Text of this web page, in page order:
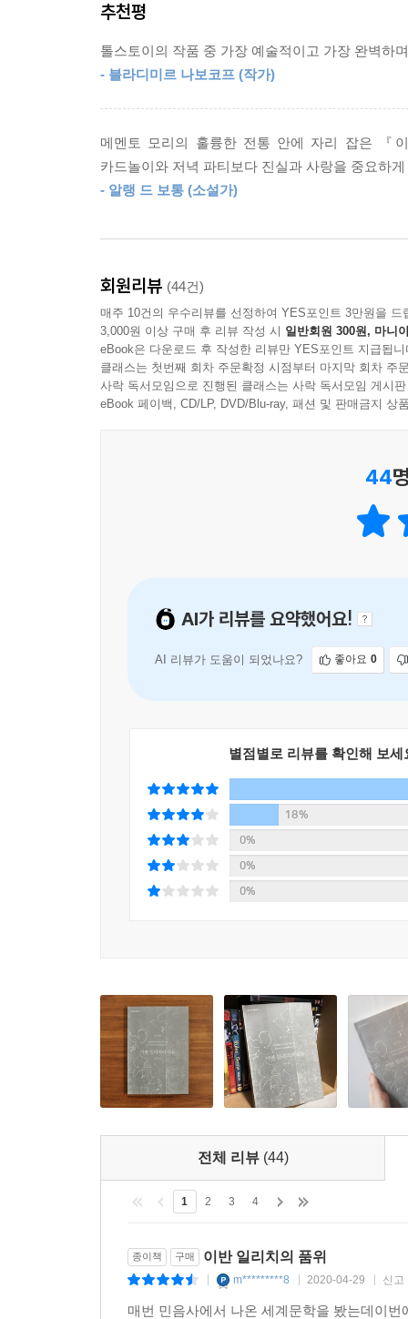
소설은 동료들과 가족 친지들이 이반 일리치를
죽음에 이르는 과정이 이반 일리치의 시점에서
자신이 왜 죽어야 하는가를 거듭 묻는다. 아무런
무심한 가족들, 그리고 신과 운명을 저주하며 고
똘스또이는 자신에게 주어진 삶의 역사적, 사회
존재양식에 대해 본질적인 의문을 던진다. 이
‘창비세계문학’을 펴내며
1966년 계간 『창작과비평』을 창간한 이래 한국
함께하고자 하는 마음으로 ‘창비세계문학’을 출
걷게 하며, 그 길 끝에서 새로운 길을 열어주
추천평
톨스토이의 작품 중 가장 예술적이고 가장 완벽하
- 블라디미르 나보코프 (작가)
메멘토 모리의 훌륭한 전통 안에 자리 잡은 『
카드놀이와 저녁 파티보다 진실과 사랑을 중요하
- 알랭 드 보통 (소설가)
회원리뷰 (44건)
매주 10건의 우수리뷰를 선정하여 YES포인트 3만원을 드
3,000원 이상 구매 후 리뷰 작성 시 일반회원 300원, 마니
eBook은 다운로드 후 작성한 리뷰만 YES포인트 지급됩니
클래스는 첫번째 회차 주문확정 시점부터 마지막 회차 주
사락 독서모임으로 진행된 클래스는 사락 독서모임 게시
eBook 페이백, CD/LP, DVD/Blu-ray, 패션 및 판매금지 상
44
AI가 리뷰를 요약했어요!
AI 리뷰가 도움이 되었나요? 좋아요 0
별점별로 리뷰를 확인해 보세
18%
0%
0%
0%
전체 리뷰 (44)
1 2 3 4
종이책 구매 이반 일리치의 품위
m*********8 2020-04-29 신고
매번 민음사에서 나온 세계문학을 봤는데이